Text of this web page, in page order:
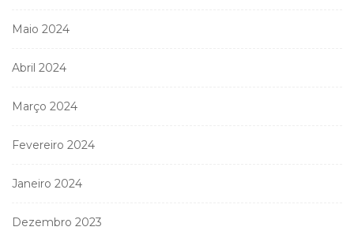
Maio 2024
Abril 2024
Março 2024
Fevereiro 2024
Janeiro 2024
Dezembro 2023